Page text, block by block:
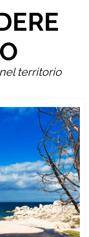
territorio